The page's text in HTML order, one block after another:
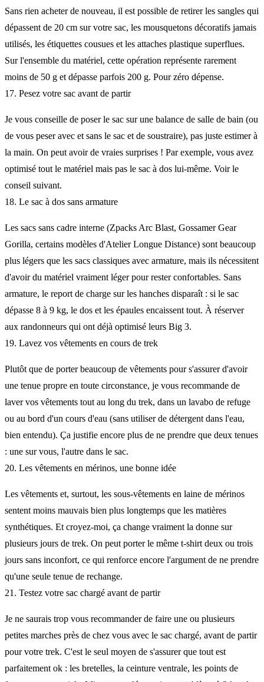
Sans rien acheter de nouveau, il est possible de retirer les sangles qui
dépassent de 20 cm sur votre sac, les mousquetons décoratifs jamais
utilisés, les étiquettes cousues et les attaches plastique superflues.
Sur l'ensemble du matériel, cette opération représente rarement
moins de 50 g et dépasse parfois 200 g. Pour zéro dépense.
17. Pesez votre sac avant de partir
Je vous conseille de poser le sac sur une balance de salle de bain (ou
de vous peser avec et sans le sac et de soustraire), pas juste estimer à
la main. On peut avoir de vraies surprises ! Par exemple, vous avez
optimisé tout le matériel mais pas le sac à dos lui-même. Voir le
conseil suivant.
18. Le sac à dos sans armature
Les sacs sans cadre interne (Zpacks Arc Blast, Gossamer Gear
Gorilla, certains modèles d'Atelier Longue Distance) sont beaucoup
plus légers que les sacs classiques avec armature, mais ils nécessitent
d'avoir du matériel vraiment léger pour rester confortables. Sans
armature, le report de charge sur les hanches disparaît : si le sac
dépasse 8 à 9 kg, le dos et les épaules encaissent tout. À réserver
aux randonneurs qui ont déjà optimisé leurs Big 3.
19. Lavez vos vêtements en cours de trek
Plutôt que de porter beaucoup de vêtements pour s'assurer d'avoir
une tenue propre en toute circonstance, je vous recommande de
laver vos vêtements tout au long du trek, dans un lavabo de refuge
ou au bord d'un cours d'eau (sans utiliser de détergent dans l'eau,
bien entendu). Ça justifie encore plus de ne prendre que deux tenues
: une sur vous, l'autre dans le sac.
20. Les vêtements en mérinos, une bonne idée
Les vêtements et, surtout, les sous-vêtements en laine de mérinos
sentent moins mauvais bien plus longtemps que les matières
synthétiques. Et croyez-moi, ça change vraiment la donne sur
plusieurs jours de trek. On peut porter le même t-shirt deux ou trois
jours sans inconfort, ce qui renforce encore l'argument de ne prendre
qu'une seule tenue de rechange.
21. Testez votre sac chargé avant de partir
Je ne saurais trop vous recommander de faire une ou plusieurs
petites marches près de chez vous avec le sac chargé, avant de partir
pour votre trek. C'est le seul moyen de s'assurer que tout est
parfaitement ok : les bretelles, la ceinture ventrale, les points de